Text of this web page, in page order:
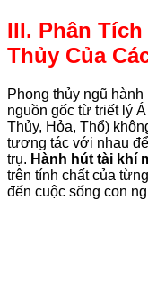
III. Phân
Thủy Của
Phong thủy ngũ
nguồn gốc từ triết lý
Thủy, Hỏa, Thổ)
tương tác với nhau
trụ. Hành hút tài khí
trên tính chất của
đến cuộc sống con